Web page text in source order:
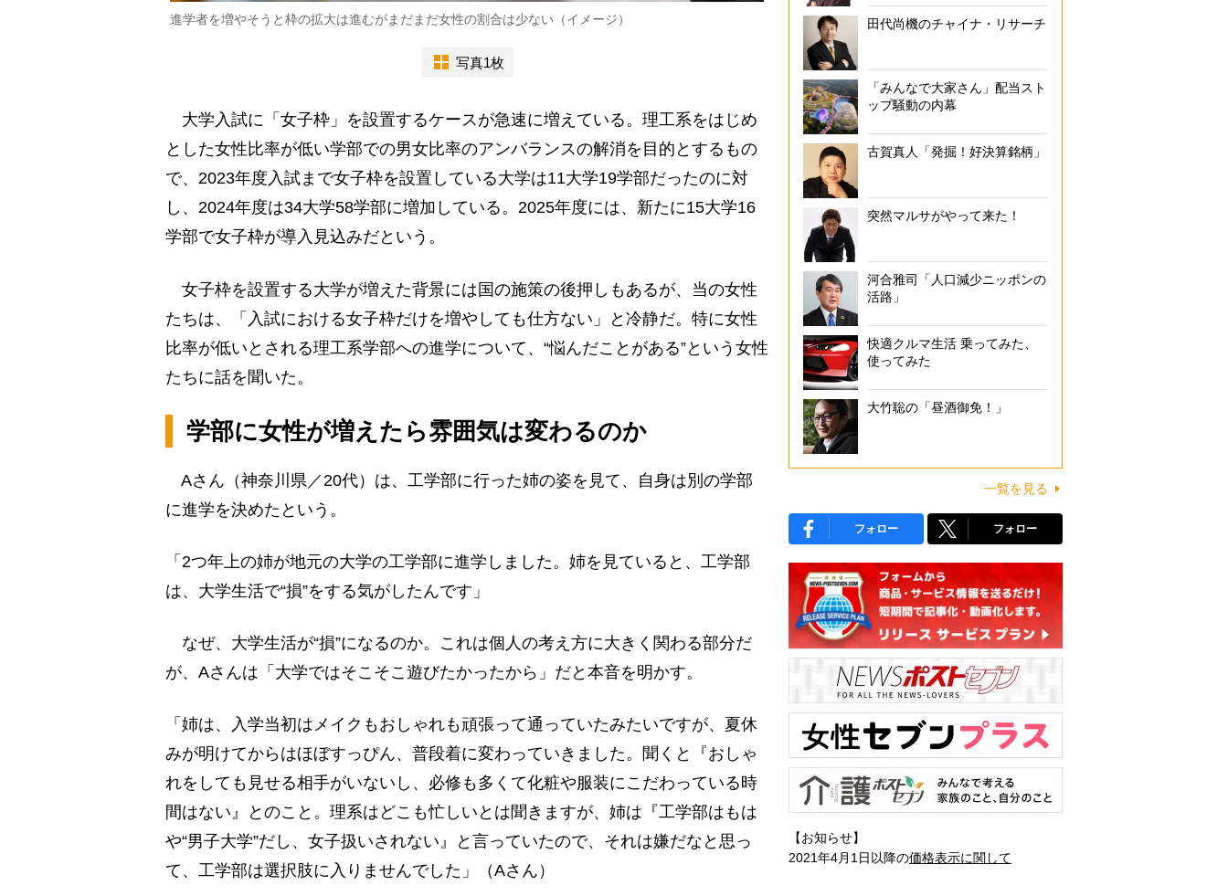
進学者を増やそうと枠の拡大は進むがまだまだ女性の割合は少ない（イメージ）
写真1枚
大学入試に「女子枠」を設置するケースが急速に増えている。理工系をはじめ
とした女性比率が低い学部での男女比率のアンバランスの解消を目的とするもの
で、2023年度入試まで女子枠を設置している大学は11大学19学部だったのに対
し、2024年度は34大学58学部に増加している。2025年度には、新たに15大学16
学部で女子枠が導入見込みだという。
女子枠を設置する大学が増えた背景には国の施策の後押しもあるが、当の女性
たちは、「入試における女子枠だけを増やしても仕方ない」と冷静だ。特に女性
比率が低いとされる理工系学部への進学について、“悩んだことがある”という女性
たちに話を聞いた。
学部に女性が増えたら雰囲気は変わるのか
Aさん（神奈川県／20代）は、工学部に行った姉の姿を見て、自身は別の学部
に進学を決めたという。
「2つ年上の姉が地元の大学の工学部に進学しました。姉を見ていると、工学部
は、大学生活で“損”をする気がしたんです」
なぜ、大学生活が“損”になるのか。これは個人の考え方に大きく関わる部分だ
が、Aさんは「大学ではそこそこ遊びたかったから」だと本音を明かす。
「姉は、入学当初はメイクもおしゃれも頑張って通っていたみたいですが、夏休
みが明けてからはほぼすっぴん、普段着に変わっていきました。聞くと『おしゃ
れをしても見せる相手がいないし、必修も多くて化粧や服装にこだわっている時
間はない』とのこと。理系はどこも忙しいとは聞きますが、姉は『工学部はもは
や“男子大学”だし、女子扱いされない』と言っていたので、それは嫌だなと思っ
て、工学部は選択肢に入りませんでした」（Aさん）
田代尚機のチャイナ・リサーチ
「みんなで大家さん」配当スト
ップ騒動の内幕
古賀真人「発掘！好決算銘柄」
突然マルサがやって来た！
河合雅司「人口減少ニッポンの
活路」
快適クルマ生活 乗ってみた、
使ってみた
大竹聡の「昼酒御免！」
一覧を見る
フォロー フォロー
【お知らせ】
2021年4月1日以降の価格表示に関して